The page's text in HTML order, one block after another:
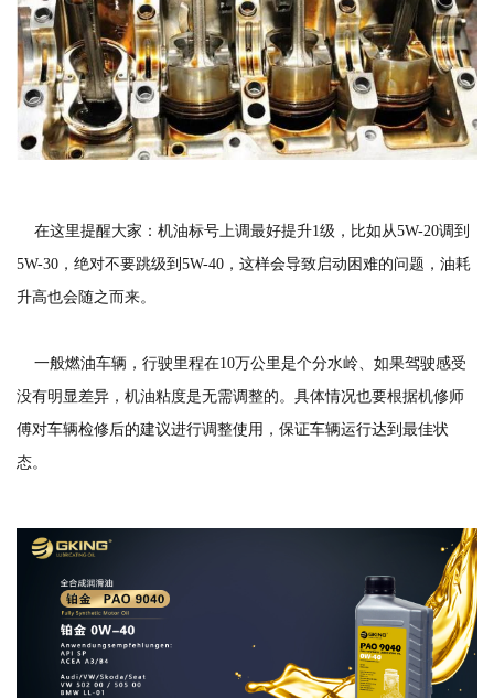
在这里提醒大家：机油标号上调最好提升1级，比如从5W-20调到
5W-30，绝对不要跳级到5W-40，这样会导致启动困难的问题，油耗
升高也会随之而来。
一般燃油车辆，行驶里程在10万公里是个分水岭、如果驾驶感受
没有明显差异，机油粘度是无需调整的。具体情况也要根据机修师
傅对车辆检修后的建议进行调整使用，保证车辆运行达到最佳状
态。